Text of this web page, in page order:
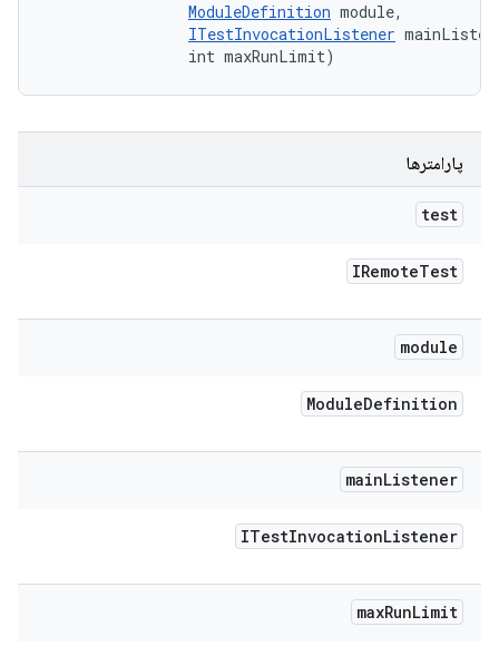
ModuleDefinition module,
ITestInvocationListener
                int maxRunLimit)
پارامترها
test
IRemoteTest
module
ModuleDefinition
mainListener
ITestInvocationListener
maxRunLimit